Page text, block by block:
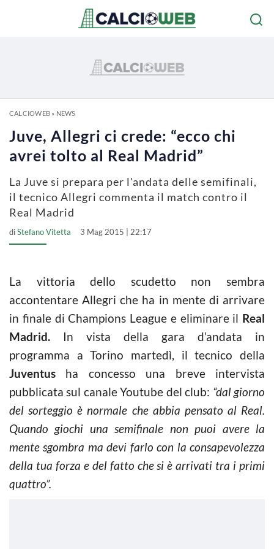
CALCIOWEB» NEWS
Juve, Allegri ci crede: “ecco chi
avrei tolto al Real Madrid”
La Juve si prepara per l'andata delle semifinali,
il tecnico Allegri commenta il match contro il
Real Madrid
diStefano Vitetta 3 Mag 2015 | 22:17
La vittoria dello scudetto non sembra
accontentare Allegri che ha in mente di arrivare
in finale di Champions League e eliminare il Real
Madrid. In vista della gara d’andata in
programma a Torino martedì, il tecnico della
Juventus ha concesso una breve intervista
pubblicata sul canale Youtube del club: “dal giorno
del sorteggio è normale che abbia pensato al Real.
Quando giochi una semifinale non puoi avere la
mente sgombra ma devi farlo con la consapevolezza
della tua forza e del fatto che si è arrivati tra i primi
quattro”.